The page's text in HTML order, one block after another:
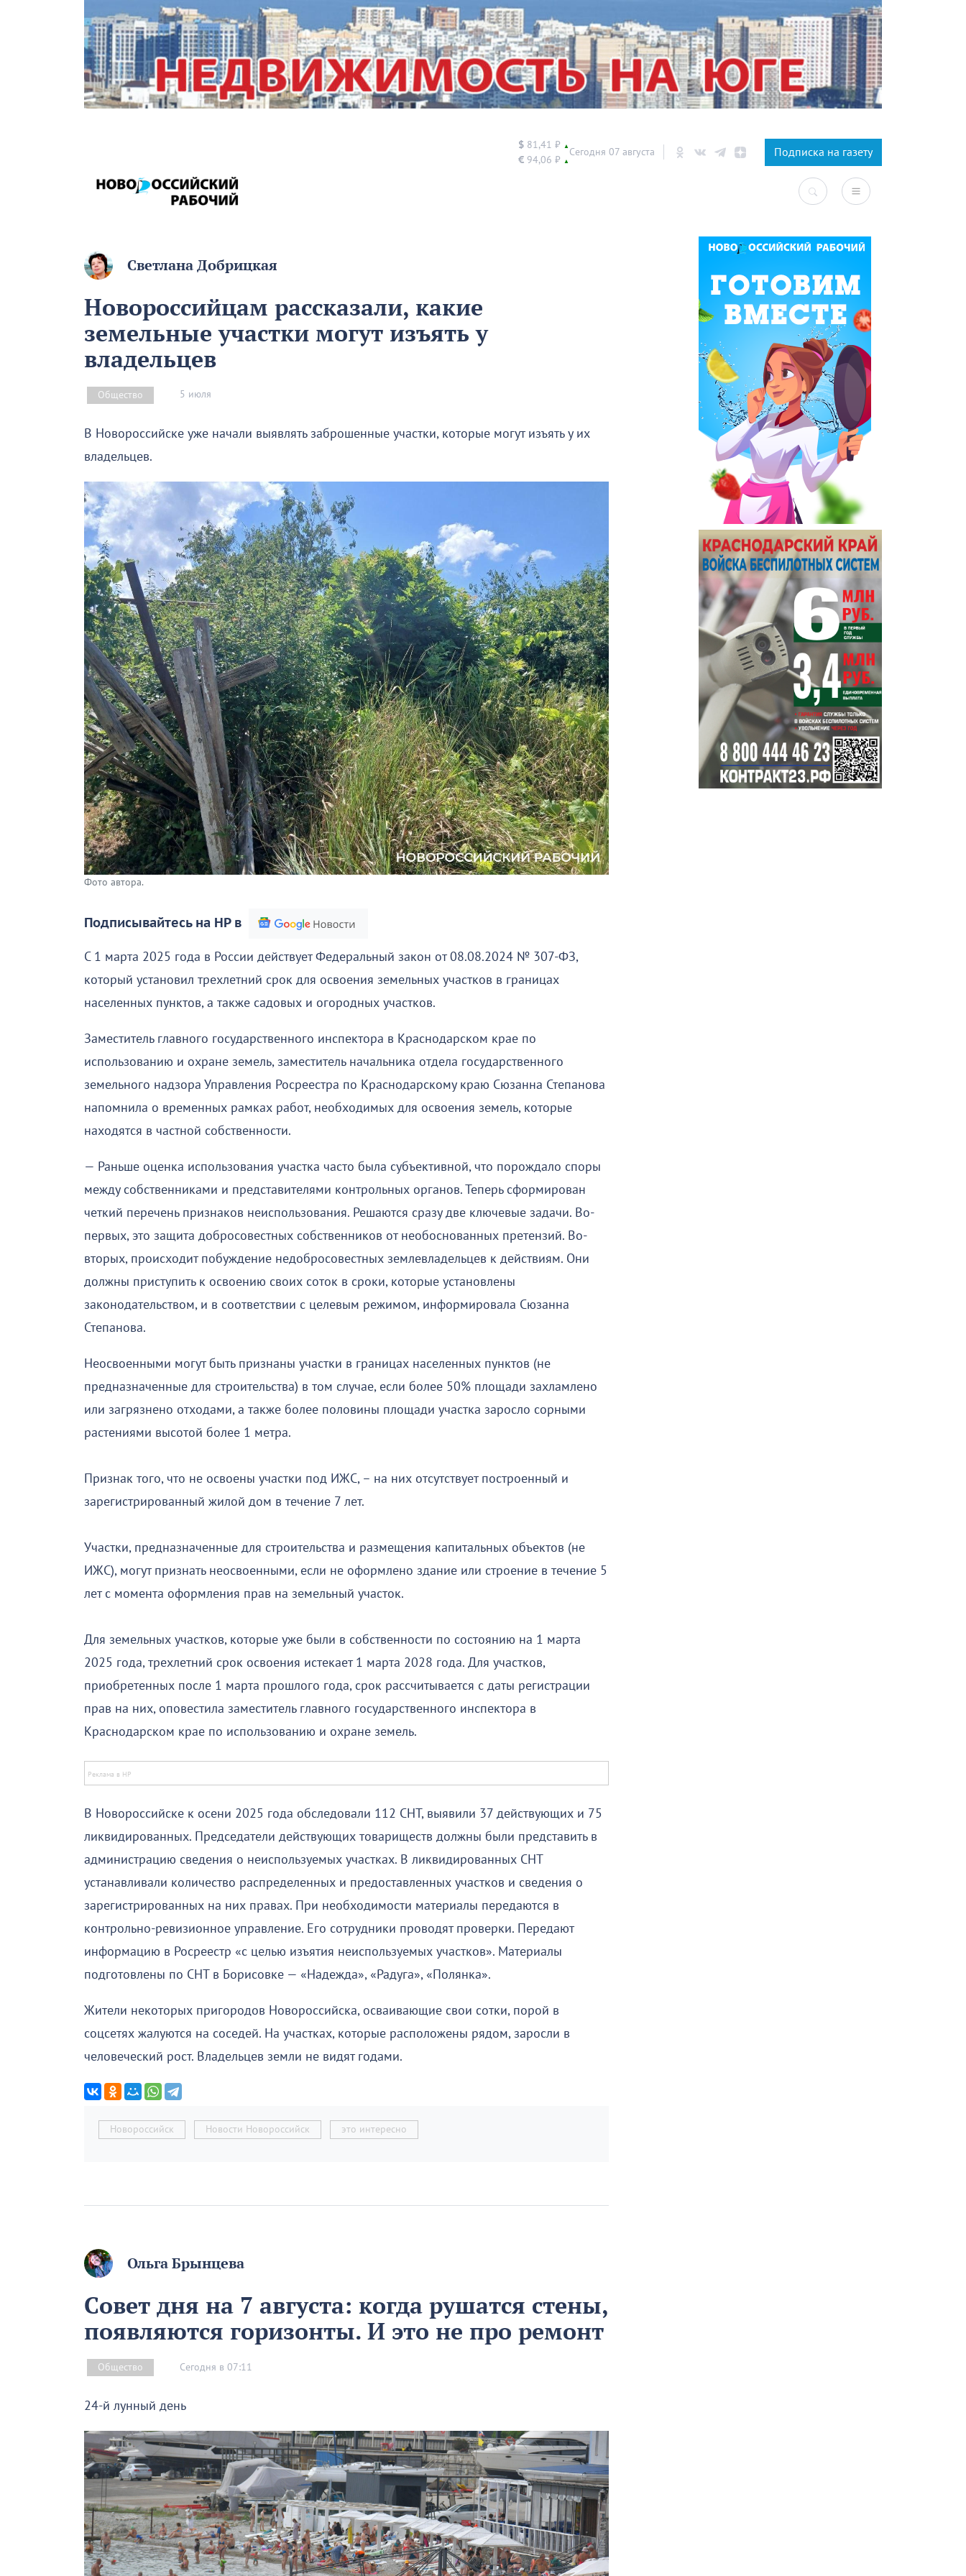
$ 81,41 ₽ ▲
€ 94,06 ₽ ▲
Сегодня 07 августа Подписка на газету
Светлана Добрицкая
Новороссийцам рассказали, какие
земельные участки могут изъять у
владельцев
Общество 5 июля
В Новороссийске уже начали выявлять заброшенные участки, которые могут изъять у их
владельцев.
Фото автора.
Подписывайтесь на НР в
С 1 марта 2025 года в России действует Федеральный закон от 08.08.2024 № 307-ФЗ,
который установил трехлетний срок для освоения земельных участков в границах
населенных пунктов, а также садовых и огородных участков.
Заместитель главного государственного инспектора в Краснодарском крае по
использованию и охране земель, заместитель начальника отдела государственного
земельного надзора Управления Росреестра по Краснодарскому краю Сюзанна Степанова
напомнила о временных рамках работ, необходимых для освоения земель, которые
находятся в частной собственности.
— Раньше оценка использования участка часто была субъективной, что порождало споры
между собственниками и представителями контрольных органов. Теперь сформирован
четкий перечень признаков неиспользования. Решаются сразу две ключевые задачи. Во-
первых, это защита добросовестных собственников от необоснованных претензий. Во-
вторых, происходит побуждение недобросовестных землевладельцев к действиям. Они
должны приступить к освоению своих соток в сроки, которые установлены
законодательством, и в соответствии с целевым режимом, информировала Сюзанна
Степанова.
Неосвоенными могут быть признаны участки в границах населенных пунктов (не
предназначенные для строительства) в том случае, если более 50% площади захламлено
или загрязнено отходами, а также более половины площади участка заросло сорными
растениями высотой более 1 метра.
Признак того, что не освоены участки под ИЖС, – на них отсутствует построенный и
зарегистрированный жилой дом в течение 7 лет.
Участки, предназначенные для строительства и размещения капитальных объектов (не
ИЖС), могут признать неосвоенными, если не оформлено здание или строение в течение 5
лет с момента оформления прав на земельный участок.
Для земельных участков, которые уже были в собственности по состоянию на 1 марта
2025 года, трехлетний срок освоения истекает 1 марта 2028 года. Для участков,
приобретенных после 1 марта прошлого года, срок рассчитывается с даты регистрации
прав на них, оповестила заместитель главного государственного инспектора в
Краснодарском крае по использованию и охране земель.
В Новороссийске к осени 2025 года обследовали 112 СНТ, выявили 37 действующих и 75
ликвидированных. Председатели действующих товариществ должны были представить в
администрацию сведения о неиспользуемых участках. В ликвидированных СНТ
устанавливали количество распределенных и предоставленных участков и сведения о
зарегистрированных на них правах. При необходимости материалы передаются в
контрольно-ревизионное управление. Его сотрудники проводят проверки. Передают
информацию в Росреестр «с целью изъятия неиспользуемых участков». Материалы
подготовлены по СНТ в Борисовке — «Надежда», «Радуга», «Полянка».
Жители некоторых пригородов Новороссийска, осваивающие свои сотки, порой в
соцсетях жалуются на соседей. На участках, которые расположены рядом, заросли в
человеческий рост. Владельцев земли не видят годами.
Новороссийск Новости Новороссийск это интересно
Ольга Брынцева
Совет дня на 7 августа: когда рушатся стены,
появляются горизонты. И это не про ремонт
Общество Сегодня в 07:11
24-й лунный день